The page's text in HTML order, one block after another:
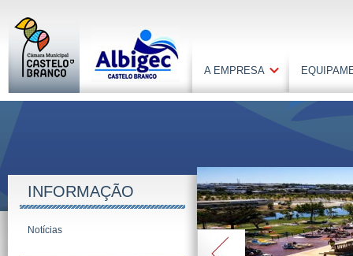
A EMPRESA
INFORMAÇÃO
Notícias